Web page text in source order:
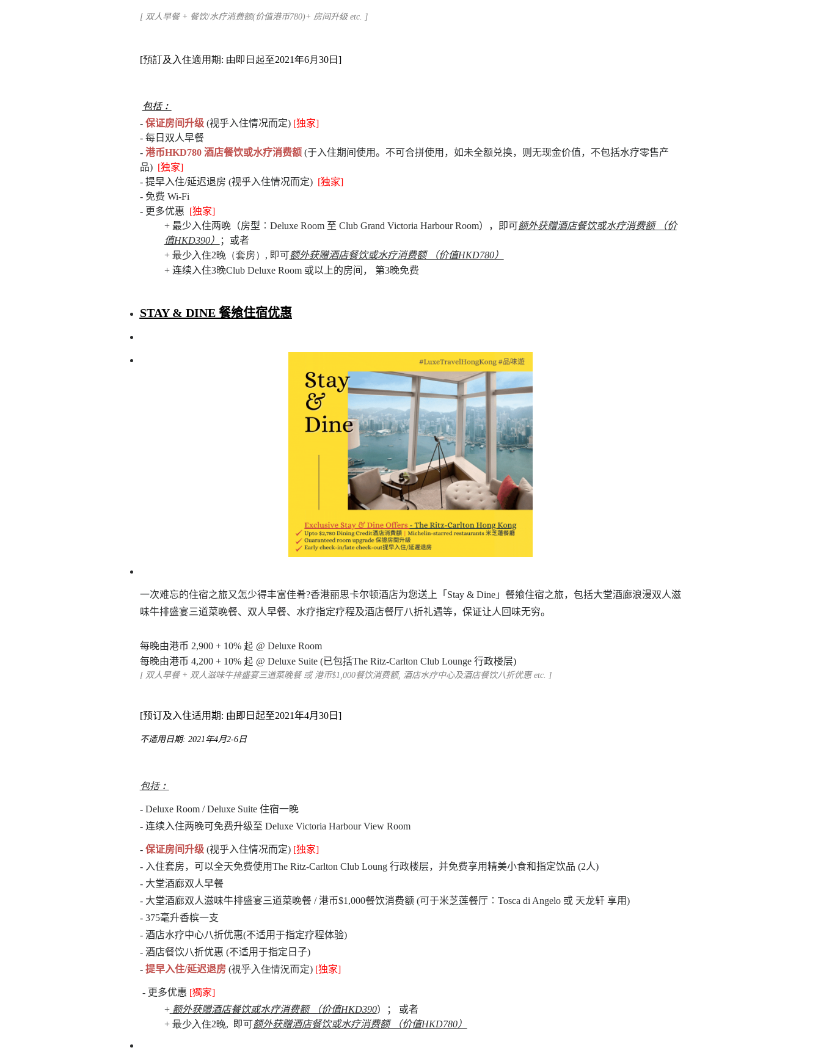
[ 双人早餐 + 餐饮/水疗消费额(价值港币780)+ 房间升级 etc. ]
[預訂及入住適用期: 由即日起至2021年6月30日]
包括︰
- 保证房间升级(视乎入住情况而定) [独家]
- 每日双人早餐
- 港币HKD780 酒店餐饮或水疗消费额 (于入住期间使用。不可合拼使用，如未全额兑换，则无现金价值，不包括水疗零售产
品) [独家]
- 提早入住/延迟退房 (视乎入住情况而定) [独家]
- 免费 Wi-Fi
- 更多优惠 [独家]
+ 最少入住两晚（房型︰Deluxe Room 至 Club Grand Victoria Harbour Room），即可额外获赠酒店餐饮或水疗消费额 （价
值HKD390）
；或者
+ 最少入住2晚（套房） , 即可额外获赠酒店餐饮或水疗消费额 （价值HKD780）
+ 连续入住3晚Club Deluxe Room 或以上的房间， 第3晚免费
STAY & DINE 餐飨住宿优惠
一次难忘的住宿之旅又怎少得丰富佳肴?香港丽思卡尔顿酒店为您送上「Stay & Dine」餐飨住宿之旅，包括大堂酒廊浪漫双人滋
味牛排盛宴三道菜晚餐、双人早餐、水疗指定疗程及酒店餐厅八折礼遇等，保证让人回味无穷。
每晚由港币 2,900 + 10% 起 @ Deluxe Room
每晚由港币 4,200 + 10% 起 @ Deluxe Suite (已包括The Ritz-Carlton Club Lounge 行政楼层)
[ 双人早餐 + 双人滋味牛排盛宴三道菜晚餐 或 港币$1,000餐饮消费额, 酒店水疗中心及酒店餐饮八折优惠etc. ]
[预订及入住适用期: 由即日起至2021年4月30日]
不适用日期: 2021年4月2-6日
包括︰
- Deluxe Room / Deluxe Suite 住宿一晚
- 连续入住两晚可免费升级至 Deluxe Victoria Harbour View Room
- 保证房间升级(视乎入住情况而定) [独家]
- 入住套房，可以全天免费使用The Ritz-Carlton Club Loung 行政楼层，并免费享用精美小食和指定饮品 (2人)
- 大堂酒廊双人早餐
- 大堂酒廊双人滋味牛排盛宴三道菜晚餐 / 港币$1,000餐饮消费额 (可于米芝莲餐厅︰Tosca di Angelo 或 天龙轩 享用)
- 375毫升香槟一支
- 酒店水疗中心八折优惠(不适用于指定疗程体验)
- 酒店餐饮八折优惠 (不适用于指定日子)
- 提早入住/延迟退房 (視乎入住情況而定) [独家]
- 更多优惠 [獨家]
+ 额外获赠酒店餐饮或水疗消费额 （价值HKD390）； 或者
+ 最少入住2晚,
即可额外获赠酒店餐饮或水疗消费额 （价值HKD780）